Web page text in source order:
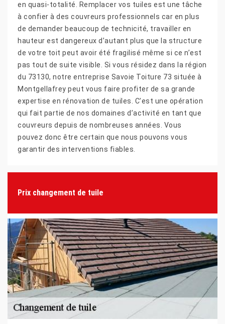
en quasi-totalité. Remplacer vos tuiles est une tâche
à confier à des couvreurs professionnels car en plus
de demander beaucoup de technicité, travailler en
hauteur est dangereux d’autant plus que la structure
de votre toit peut avoir été fragilisé même si ce n’est
pas tout de suite visible. Si vous résidez dans la région
du 73130, notre entreprise Savoie Toiture 73 située à
Montgellafrey peut vous faire profiter de sa grande
expertise en rénovation de tuiles. C’est une opération
qui fait partie de nos domaines d’activité en tant que
couvreurs depuis de nombreuses années. Vous
pouvez donc être certain que nous pouvons vous
garantir des interventions fiables.
Prix changement de tuile